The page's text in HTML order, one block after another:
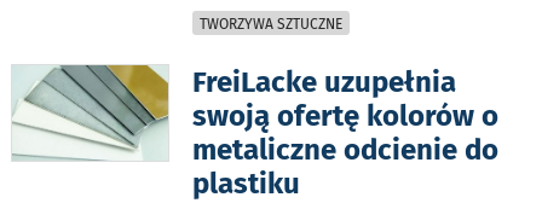
TWORZYWA SZTUCZNE
FreiLacke uzupełnia
swoją ofertę kolorów o
metaliczne odcienie do
plastiku